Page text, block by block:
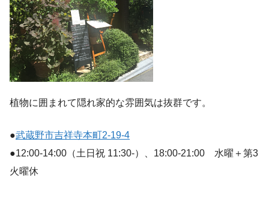
植物に囲まれて隠れ家的な雰囲気は抜群です。
●武蔵野市吉祥寺本町2-19-4
●12:00-14:00（土日祝 11:30-）、18:00-21:00 水曜＋第3
火曜休